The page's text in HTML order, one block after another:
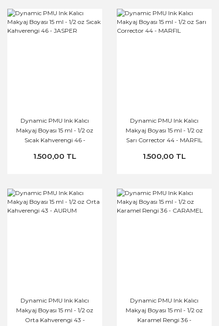
Dynamic PMU Ink Kalıcı
Makyaj Boyası 15 ml - 1/2 oz
Sıcak Kahverengi 46 -
1.500,00 TL
Dynamic PMU Ink Kalıcı
Makyaj Boyası 15 ml - 1/2 oz
Sarı Corrector 44 - MARFIL
1.500,00 TL
Dynamic PMU Ink Kalıcı
Makyaj Boyası 15 ml - 1/2 oz
Orta Kahverengi 43 -
Dynamic PMU Ink Kalıcı
Makyaj Boyası 15 ml - 1/2 oz
Karamel Rengi 36 -